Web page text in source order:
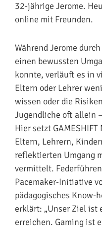
32-jährige Jerome.
online mit Freunden.
Während Jerome
einen bewussten
konnte, verläuft es in
Eltern oder Lehrer
wissen oder die
Jugendliche oft allein
Hier setzt
Eltern, Lehrern,
reflektierten Umgang
vermittelt.
Pacemaker-Initiative
pädagogisches
erklärt: „Unser Ziel ist
erreichen. Gaming ist